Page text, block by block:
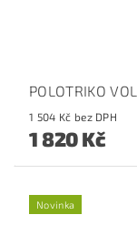
POLOTRIKO
1 504 Kč bez DPH
1 820 Kč
Novinka